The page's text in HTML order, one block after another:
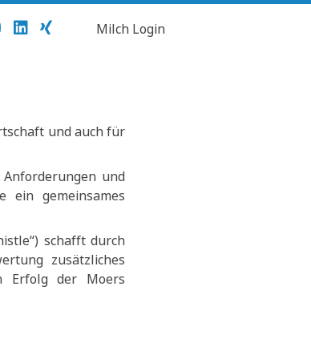
Milch Login
und auch für
und
ein gemeinsames
schafft durch
zusätzliches
Erfolg der Moers